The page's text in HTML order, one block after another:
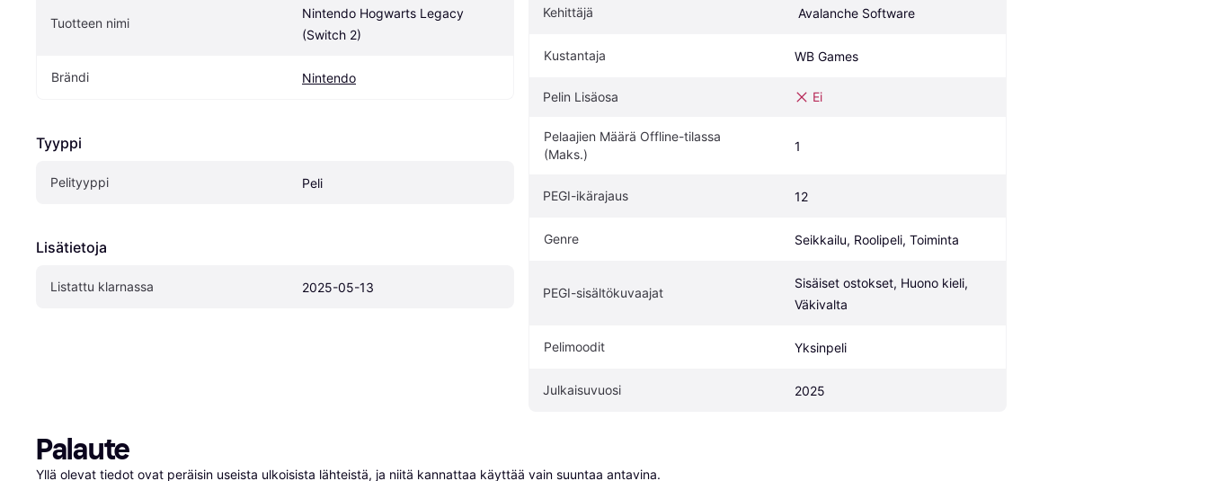
Tuotteen nimi
Nintendo Hogwarts Legacy
(Switch 2)
Brändi Nintendo
Tyyppi
Pelityyppi Peli
Lisätietoja
Listattu klarnassa 2025-05-13
Kehittäjä Avalanche Software
Kustantaja WB Games
Pelin Lisäosa Ei
Pelaajien Määrä Offline-tilassa
(Maks.)
1
PEGI-ikärajaus 12
Genre Seikkailu, Roolipeli, Toiminta
PEGI-sisältökuvaajat
Sisäiset ostokset, Huono kieli,
Väkivalta
Pelimoodit Yksinpeli
Julkaisuvuosi 2025
Palaute
Yllä olevat tiedot ovat peräisin useista ulkoisista lähteistä, ja niitä kannattaa käyttää vain suuntaa antavina.